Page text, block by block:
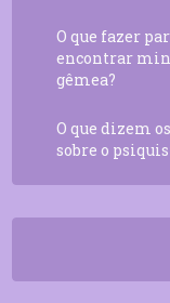
O que fazer
encontrar
gêmea?
O que dizem
sobre o